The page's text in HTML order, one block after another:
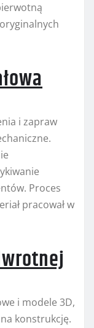
i zapraw
Proces
pracował w
i modele 3D,
konstrukcję.